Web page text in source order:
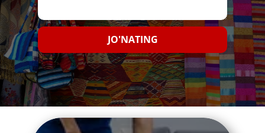
JO'NATING​